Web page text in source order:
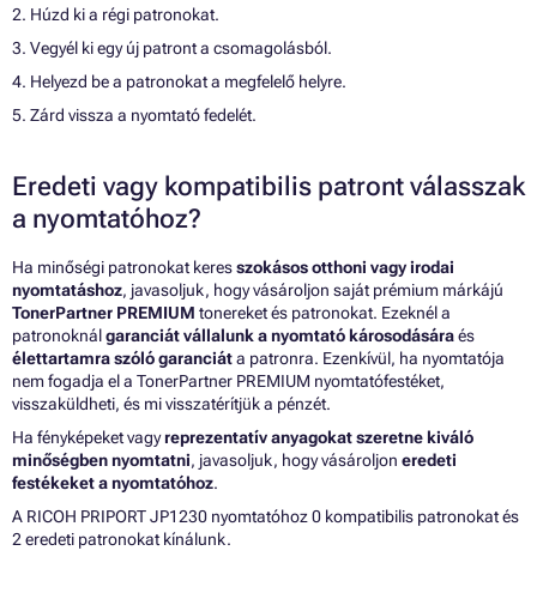
2. Húzd ki a régi patronokat.
3. Vegyél ki egy új patront a csomagolásból.
4. Helyezd be a patronokat a megfelelő helyre.
5. Zárd vissza a nyomtató fedelét.
Eredeti vagy kompatibilis patront válasszak
a nyomtatóhoz?
Ha minőségi patronokat keresszokásos otthoni vagy irodai
nyomtatáshoz, javasoljuk, hogy vásároljon saját prémium márkájú
TonerPartner PREMIUM tonereket és patronokat. Ezeknél a
patronoknálgaranciát vállalunk a nyomtató károsodásáraés
élettartamra szóló garanciáta patronra. Ezenkívül, ha nyomtatója
nem fogadja el a TonerPartner PREMIUM nyomtatófestéket,
visszaküldheti, és mi visszatérítjük a pénzét.
Ha fényképeket vagyreprezentatív anyagokat szeretne kiváló
minőségben nyomtatni, javasoljuk, hogy vásároljon eredeti
festékeket a nyomtatóhoz.
A RICOH PRIPORT JP1230 nyomtatóhoz 0 kompatibilis patronokat és
2 eredeti patronokat kínálunk.